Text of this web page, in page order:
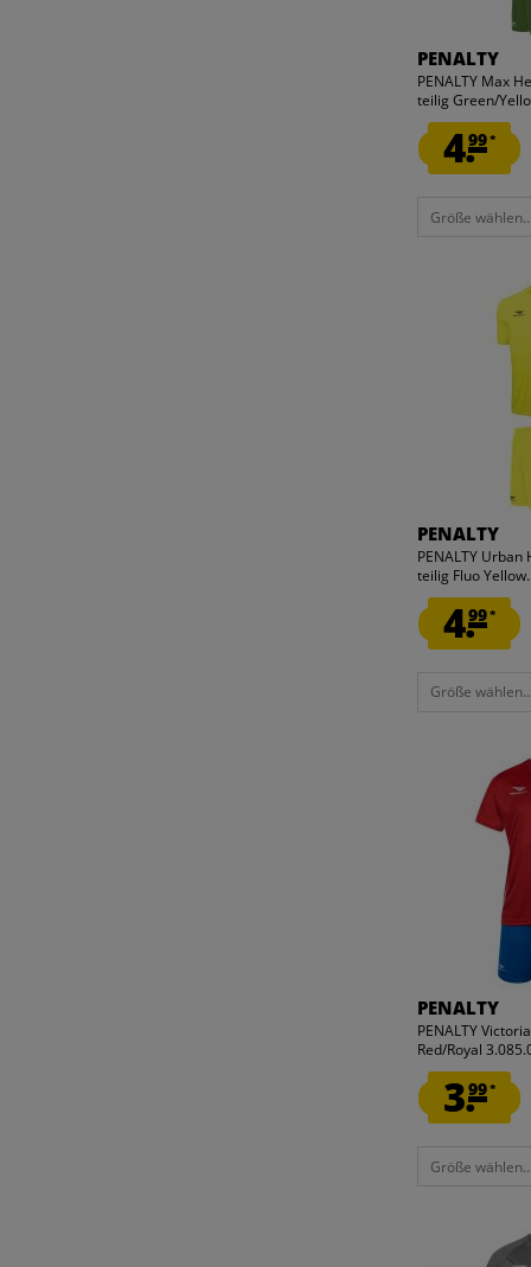
PENALTY
PENALTY Max
teilig Green/
4.99*
Größe wählen...
PENALTY
PENALTY
teilig Fluo
4.99*
Größe wählen...
PENALTY
PENALTY
Red/Royal
3.99*
Größe wählen...